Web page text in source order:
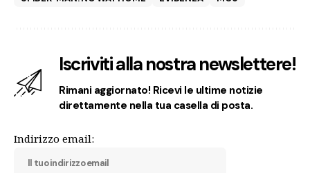
Iscriviti alla nostra newslettere!
Rimani aggiornato! Ricevi le ultime notizie
direttamente nella tua casella di posta.
Indirizzo email: